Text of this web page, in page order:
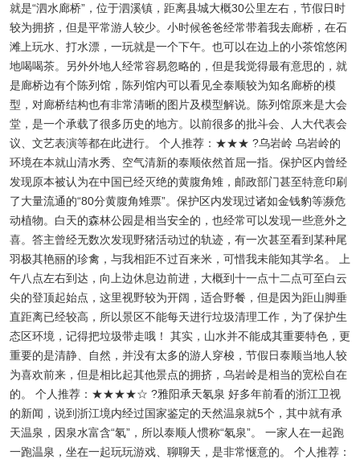
就是“泗水廊桥”，位于泗溪镇，距离县城大概30公里左右，节假日时
较为拥挤，但是平常游人较少。小时候爸爸经常带着我去廊桥，在石
滩上玩水、打水漂，一玩就是一个下午。也可以在边上的小茶馆悠闲
地喝喝茶。另外外地人经常容易忽略的，但是我觉得最有意思的，就
是廊桥边有个陈列馆，陈列馆内可以看见全泰顺较为知名廊桥的模
型，对廊桥结构也有非常清晰的图片及模型解说。陈列馆原来是大会
堂，是一个承载了很多历史的地方。以前很多的批斗会、人大代表会
议、文艺表演等都在此进行。 个人推荐：★★★ ?乌岩岭 乌岩岭的
环境在本就山清水秀、空气清新的泰顺依然首屈一指。保护区内曾经
发现原本被认为在中国已经灭绝的黄腹角雉，邮政部门甚至特意印刷
了大量流通的“80分黄腹角雉票”。保护区内发现过诸如金钱豹等濒危
动植物。白天的森林公园是相当安全的，也经常可以发现一些意外之
喜。答主曾经无数次发现野猪活动过的轨迹，有一次甚至看到某种尾
羽极其艳丽的珍禽，与我相距不过百来米，可惜我未能知其学名。 上
午八点左右到达，向上边休息边前进，大概到十一点十二点可至白云
尖的登顶起始点，这里视野较为开阔，适合野餐，但是因为距山脚垂
直距离已经较高，所以景区不能每天进行垃圾清理工作，为了保护生
态区环境，记得把垃圾带走哦！ 其实，山水并不能成其重要特色，更
重要的是清静、自然，并没有太多的游人穿梭，节假日泰顺当地人较
为喜欢前来，但是相比起其他景点的拥挤，乌岩岭是相当的宽松自在
的。 个人推荐：★★★★☆ ?雅阳承天氡泉 好多年前看的浙江卫视
的新闻，说到浙江境内经过国家鉴定的天然温泉就5个，其中就有承
天温泉，因泉水富含“氡”，所以泰顺人惯称“氡泉”。 一家人在一起跑
一跑温泉，坐在一起玩玩游戏、聊聊天，是非常惬意的。 个人推荐：